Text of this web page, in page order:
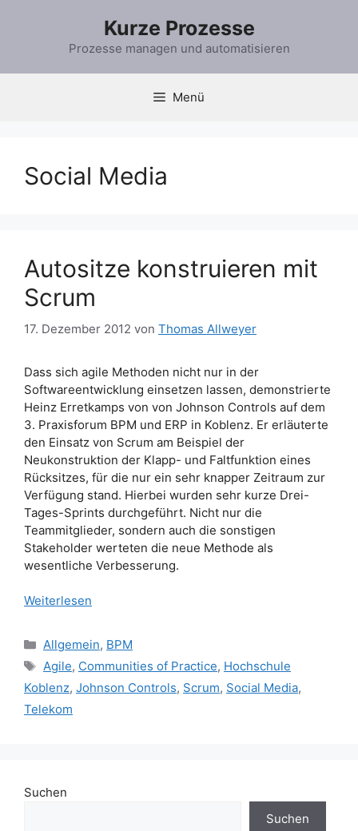
Kurze Prozesse
Prozesse managen und automatisieren
Menü
Social Media
Autositze konstruieren mit
Scrum
17. Dezember 2012 von Thomas Allweyer
Dass sich agile Methoden nicht nur in der
Softwareentwicklung einsetzen lassen, demonstrierte
Heinz Erretkamps von von Johnson Controls auf dem
3. Praxisforum BPM und ERP in Koblenz. Er erläuterte
den Einsatz von Scrum am Beispiel der
Neukonstruktion der Klapp- und Faltfunktion eines
Rücksitzes, für die nur ein sehr knapper Zeitraum zur
Verfügung stand. Hierbei wurden sehr kurze Drei-
Tages-Sprints durchgeführt. Nicht nur die
Teammitglieder, sondern auch die sonstigen
Stakeholder werteten die neue Methode als
wesentliche Verbesserung.
Weiterlesen
Kategorien
Allgemein, BPM
Schlagwörter
Agile, Communities of Practice, Hochschule
Koblenz, Johnson Controls, Scrum, Social Media,
Telekom
Suchen
Suchen